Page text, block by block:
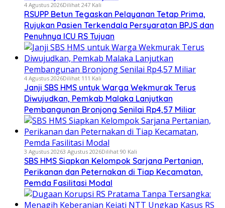
4 Agustus 2026Dilihat 247 Kali
RSUPP Betun Tegaskan Pelayanan Tetap Prima,
Rujukan Pasien Terkendala Persyaratan BPJS dan
Penuhnya ICU RS Tujuan
4 Agustus 2026Dilihat 111 Kali
Janji SBS HMS untuk Warga Wekmurak Terus
Diwujudkan, Pemkab Malaka Lanjutkan
Pembangunan Bronjong Senilai Rp4,57 Miliar
3 Agustus 20263 Agustus 2026Dilihat 90 Kali
SBS HMS Siapkan Kelompok Sarjana Pertanian,
Perikanan dan Peternakan di Tiap Kecamatan,
Pemda Fasilitasi Modal